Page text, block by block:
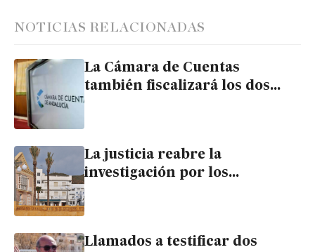
NOTICIAS RELACIONADAS
La Cámara de Cuentas
también fiscalizará los dos
La justicia reabre la
investigación por los
Llamados a testificar dos